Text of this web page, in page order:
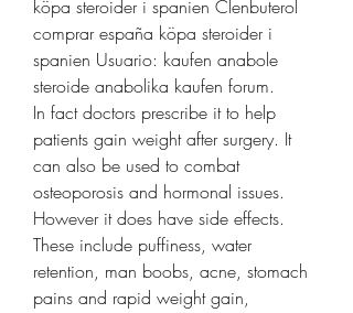
köpa steroider i spanien Clenbuterol
comprar españa köpa steroider i
spanien Usuario: kaufen anabole
steroide anabolika kaufen forum.
In fact doctors prescribe it to help
patients gain weight after surgery. It
can also be used to combat
osteoporosis and hormonal issues.
However it does have side effects.
These include puffiness, water
retention, man boobs, acne, stomach
pains and rapid weight gain,